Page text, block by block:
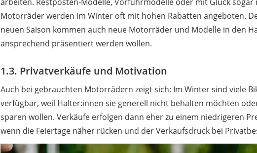
Motorräder werden im Winter oft mit hohen Rabatten angeboten.
neuen Saison kommen auch neue Motorräder und Modelle in den
ansprechend präsentiert werden wollen.
1.3. Privatverkäufe und Motivation
Auch bei gebrauchten Motorrädern zeigt sich: Im Winter sind viele
verfügbar, weil Halter:innen sie generell nicht behalten möchten
sparen wollen. Verkäufe erfolgen dann eher zu einem niedrigeren
wenn die Feiertage näher rücken und der Verkaufsdruck bei